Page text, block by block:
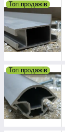
Топ продажів
Топ продажів